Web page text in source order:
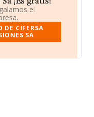
el
DE CIFERSA
SA